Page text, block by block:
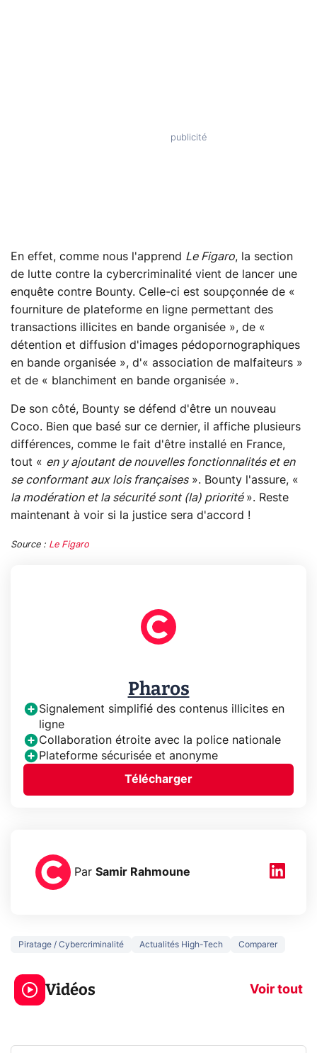
En effet, comme nous l'apprend Le Figaro, la section
de lutte contre la cybercriminalité vient de lancer une
enquête contre Bounty. Celle-ci est soupçonnée de «
fourniture de plateforme en ligne permettant des
transactions illicites en bande organisée », de «
détention et diffusion d'images pédopornographiques
en bande organisée », d'« association de malfaiteurs »
et de « blanchiment en bande organisée ».
De son côté, Bounty se défend d'être un nouveau
Coco. Bien que basé sur ce dernier, il affiche plusieurs
différences, comme le fait d'être installé en France,
tout « en y ajoutant de nouvelles fonctionnalités et en
se conformant aux lois françaises». Bounty l'assure, «
la modération et la sécurité sont (la) priorité ». Reste
maintenant à voir si la justice sera d'accord !
Source : Le Figaro
Pharos
Signalement simplifié des contenus illicites en
ligne
Collaboration étroite avec la police nationale
Plateforme sécurisée et anonyme
Télécharger
Par Samir Rahmoune
Piratage / Cybercriminalité Actualités High-Tech Comparer
Vidéos Voir tout
5 générations de
jeux dans la
prochaine Xbox !
Ce que vous
navigation